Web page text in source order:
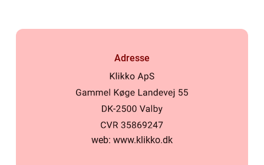
Adresse
web: www.klikko.dk